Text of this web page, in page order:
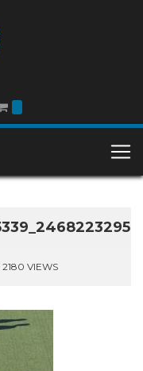
2180 VIEWS